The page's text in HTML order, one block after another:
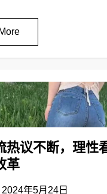
热议不断，理性
革
2024年5月24日